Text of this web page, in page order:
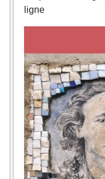
ligne